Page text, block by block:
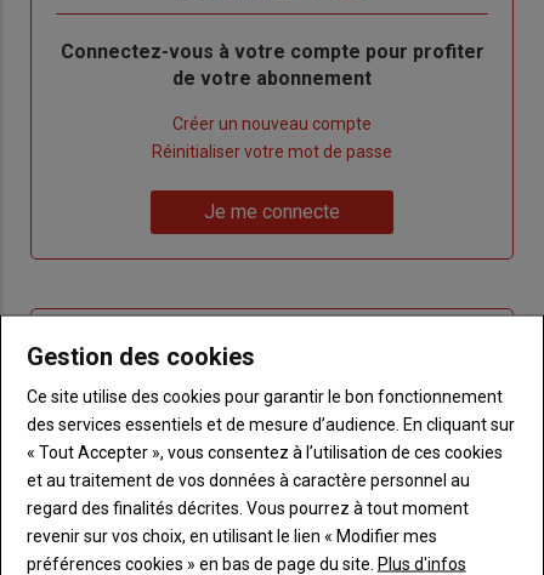
Body
Connectez-vous à votre compte pour profiter
de votre abonnement
Créer un nouveau compte
de
Réinitialiser votre mot de passe
me
Je me connecte
Sous-
titre
Vous n'êtes pas abonné(e)
TITRE CRÉEZ UN COMPTE
BodyChoisissez votre formule et créez votre
compte pour accéder à tout Terre de
Touraine.
Lien Créez un compte
Gestion des cookies
Ce site utilise des cookies pour garantir le bon fonctionnement
des services essentiels et de mesure d’audience. En cliquant sur
« Tout Accepter », vous consentez à l’utilisation de ces cookies
et au traitement de vos données à caractère personnel au
regard des finalités décrites. Vous pourrez à tout moment
revenir sur vos choix, en utilisant le lien « Modifier mes
préférences cookies » en bas de page du site. Plus d'infos